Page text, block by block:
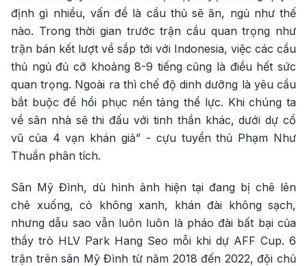
định gì nhiều, vấn đề là cầu thủ sẽ ăn, ngủ như thế
nào. Trong thời gian trước trận cầu quan trọng như
trận bán kết lượt về sắp tới với Indonesia, việc các cầu
thủ ngủ đủ cỡ khoảng 8-9 tiếng cũng là điều hết sức
quan trọng. Ngoài ra thì chế độ dinh dưỡng là yêu cầu
bắt buộc để hồi phục nền tảng thể lực. Khi chúng ta
về sân nhà sẽ thi đấu với tinh thần khác, dưới dự cổ
vũ của 4 vạn khán giả” - cựu tuyển thủ Phạm Như
Thuần phân tích.
Sân Mỹ Đình, dù hình ảnh hiện tại đang bị chê lên
chê xuống, cỏ không xanh, khán đài không sạch,
nhưng dẫu sao vẫn luôn luôn là pháo đài bất bại của
thầy trò HLV Park Hang Seo mỗi khi dự AFF Cup. 6
trận trên sân Mỹ Đình từ năm 2018 đến 2022, đội chủ